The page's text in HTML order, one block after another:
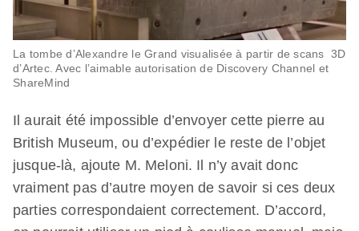
La tombe d’Alexandre le Grand visualisée à partir de scans 3D
d’Artec. Avec l’aimable autorisation de Discovery Channel et
ShareMind
Il aurait été impossible d’envoyer cette pierre au
British Museum, ou d’expédier le reste de l’objet
jusque-là, ajoute M. Meloni. Il n’y avait donc
vraiment pas d’autre moyen de savoir si ces deux
parties correspondaient correctement. D’accord,